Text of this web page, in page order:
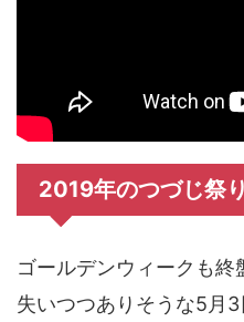
2019年のつづじ祭
ゴールデンウィークも
失いつつありそうな5月